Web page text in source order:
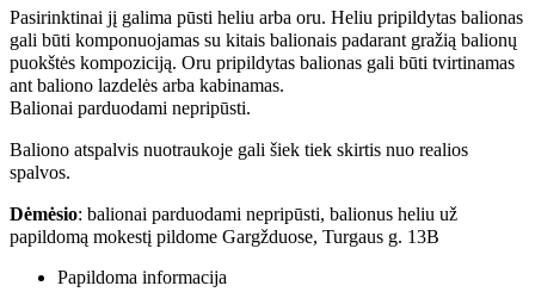
Pasirinktinai jį galima pūsti heliu arba oru. Heliu pripildytas balionas
gali būti komponuojamas su kitais balionais padarant gražią balionų
puokštės kompoziciją. Oru pripildytas balionas gali būti tvirtinamas
ant baliono lazdelės arba kabinamas.
Balionai parduodami nepripūsti.
Baliono atspalvis nuotraukoje gali šiek tiek skirtis nuo realios
spalvos.
Dėmėsio: balionai parduodami nepripūsti, balionus heliu už
papildomą mokestį pildome Gargžduose, Turgaus g. 13B
Papildoma informacija